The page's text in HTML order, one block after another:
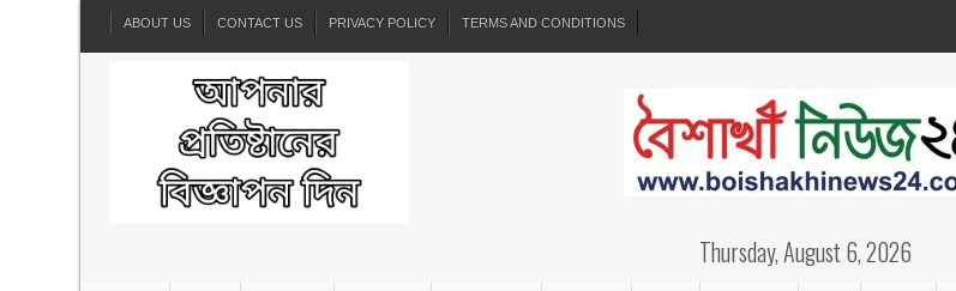
ABOUT US CONTACT US PRIVACY POLICY TERMS AND CONDITIONS
Thursday, August 6, 2026